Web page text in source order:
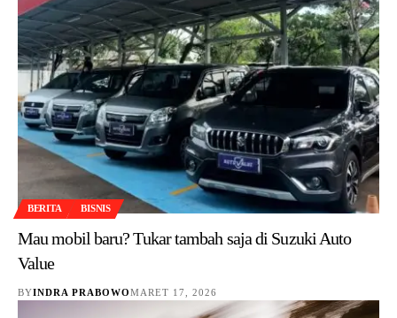
BERITA BISNIS
Mau mobil baru? Tukar tambah saja di Suzuki Auto
Value
BYINDRA PRABOWOMARET 17, 2026